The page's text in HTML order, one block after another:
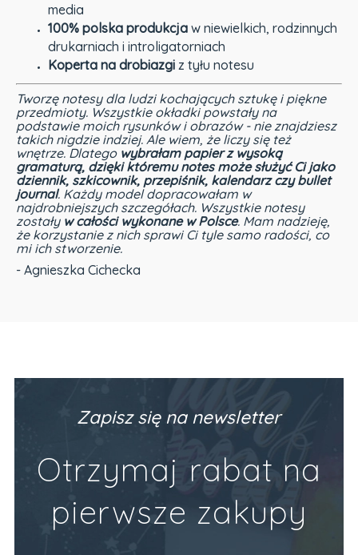
media
100% polska produkcjaw niewielkich, rodzinnych
drukarniach i introligatorniach
Koperta na drobiazgiz tyłu notesu
Tworzę notesy dla ludzi kochających sztukę i piękne
przedmioty. Wszystkie okładki powstały na
podstawie moich rysunków i obrazów - nie znajdziesz
takich nigdzie indziej. Ale wiem, że liczy się też
wnętrze. Dlatego wybrałam papier z wysoką
gramaturą, dzięki któremu notes może służyć Ci jako
dziennik, szkicownik, przepiśnik, kalendarz czy bullet
journal. Każdy model dopracowałam w
najdrobniejszych szczegółach. Wszystkie notesy
zostały w całości wykonane w Polsce. Mam nadzieję,
że korzystanie z nich sprawi Ci tyle samo radości, co
mi ich stworzenie.
- Agnieszka Cichecka
Zapisz się na newsletter
Otrzymaj rabat na
pierwsze zakupy